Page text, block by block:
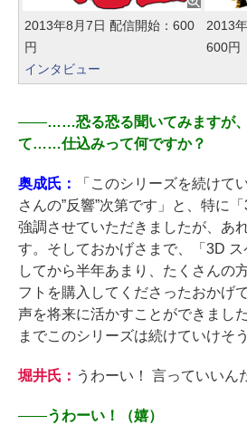
2013年8月7日 配信開始：600
円
インタビュー
2013
600円
――……恐る恐る聞いてみますが
て……仕込みって何ですか？
奥成氏：
「このシリーズを続けて
さんの”反響”次第です」と、特に
強調させていただきましたが、あ
す。そしておかげさまで、「3D
してから半年あまり、たくさんの
フトを購入してくださったおかげ
声を将来に活かすことができまし
までこのシリーズは続けていけそう
堀井氏： うわーい！ 言っていいん
――うわーい！（嬉）